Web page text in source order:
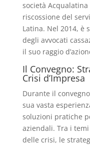
società
riscossione del
Latina. Nel 2014, è
degli avvocati
il suo raggio
Il Convegno:
Crisi d’Impresa
Durante il
sua vasta
soluzioni pratiche
aziendali. Tra i
delle crisi, le